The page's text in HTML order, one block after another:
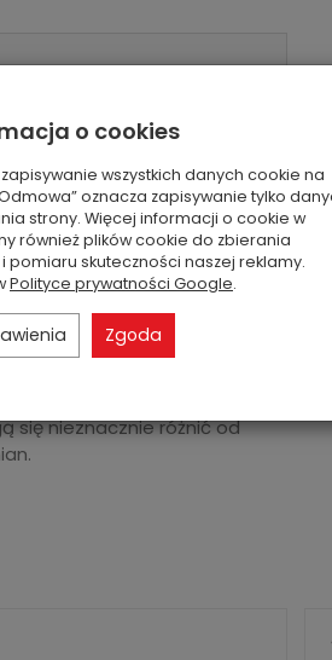
się nieznacznie różnić od
o cookies
wszystkich danych cookie na
oznacza zapisywanie tylko
strony. Więcej informacji o cookie w
również plików cookie do zbierania
pomiaru skuteczności naszej reklamy.
Polityce prywatności Google.
Zgoda